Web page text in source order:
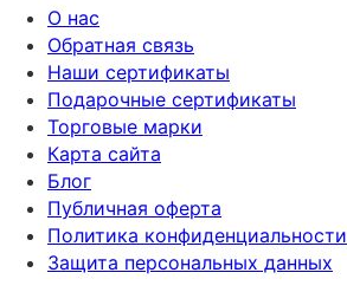
О нас
Обратная связь
Наши сертификаты
Подарочные сертификаты
Торговые марки
Карта сайта
Блог
Публичная оферта
Политика конфиденциальности
Защита персональных данных